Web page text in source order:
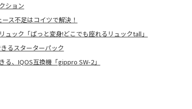
ション
ス不足はコイツで解決！
ュック「ぱっと変身!どこでも座れるリュックtall」
るスターターパック
る、IQOS互換機「gippro SW-2」